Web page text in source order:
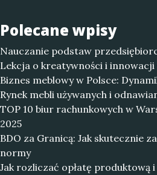
Polecane wpisy
Nauczanie podstaw
Lekcja o kreatywności i
Biznes meblowy w Polsce:
Rynek mebli używanych i
TOP 10 biur rachunkowych w
2025
BDO za Granicą: Jak skutecznie
normy
Jak rozliczać opłatę produktową